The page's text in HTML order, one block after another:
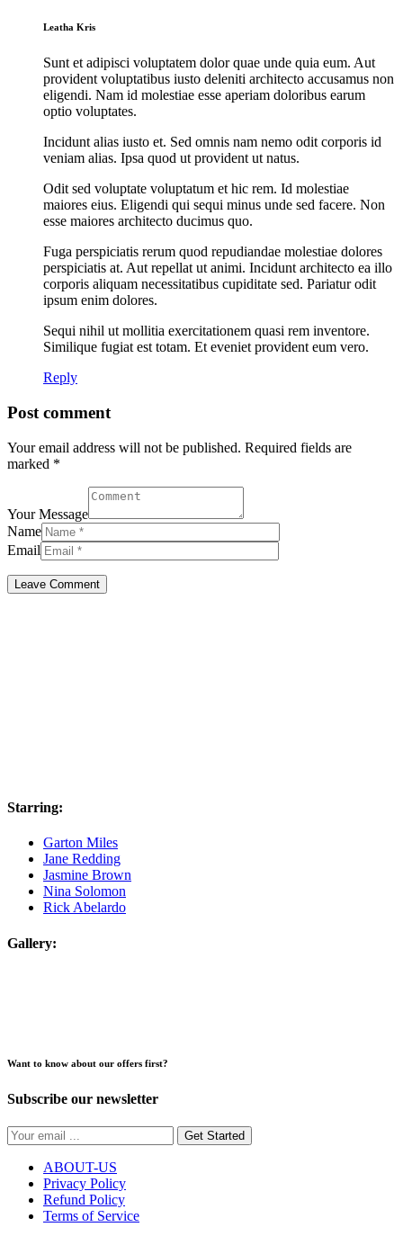
Leatha Kris
Sunt et adipisci voluptatem dolor quae unde quia eum. Aut
provident voluptatibus iusto deleniti architecto accusamus non
eligendi. Nam id molestiae esse aperiam doloribus earum
optio voluptates.
Incidunt alias iusto et. Sed omnis nam nemo odit corporis id
veniam alias. Ipsa quod ut provident ut natus.
Odit sed voluptate voluptatum et hic rem. Id molestiae
maiores eius. Eligendi qui sequi minus unde sed facere. Non
esse maiores architecto ducimus quo.
Fuga perspiciatis rerum quod repudiandae molestiae dolores
perspiciatis at. Aut repellat ut animi. Incidunt architecto ea illo
corporis aliquam necessitatibus cupiditate sed. Pariatur odit
ipsum enim dolores.
Sequi nihil ut mollitia exercitationem quasi rem inventore.
Similique fugiat est totam. Et eveniet provident eum vero.
Reply
Post comment
Your email address will not be published. Required fields are
marked *
Your Message
Name
Email
Starring:
Garton Miles
Jane Redding
Jasmine Brown
Nina Solomon
Rick Abelardo
Gallery:
Want to know about our offers first?
Subscribe our newsletter
Get Started
ABOUT-US
Privacy Policy
Refund Policy
Terms of Service